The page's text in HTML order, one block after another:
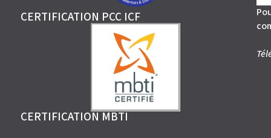
CERTIFICATION PCC ICF
CERTIFICATION MBTI